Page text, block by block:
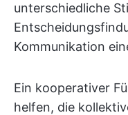
unterschiedliche
Kommunikation
Ein kooperativer
helfen, die